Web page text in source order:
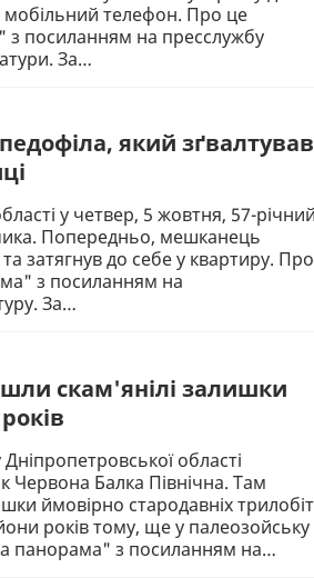
мобільний телефон. Про це
з посиланням на пресслужбу
За…
який зґвалтував
у четвер, 5 жовтня, 57-
Попередньо, мешканець
затягнув до себе у квартиру. Про
з посиланням на
За…
скам'янілі залишки
області
Балка Північна. Там
ймовірно стародавніх
років тому, ще у палеозойську
панорама" з посиланням на…